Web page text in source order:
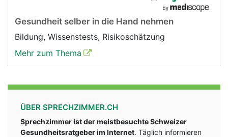
Gesundheit selber in die Hand nehmen
Bildung, Wissenstests, Risikoschätzung
Mehr zum Thema
ÜBER SPRECHZIMMER.CH
Sprechzimmer ist der meistbesuchte Schweizer
Gesundheitsratgeber im Internet. Täglich informieren